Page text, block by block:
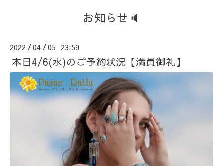
お知らせ🔈
2022 /04 /05 23:59
本日4/6(水)のご予約状況【満員御礼】